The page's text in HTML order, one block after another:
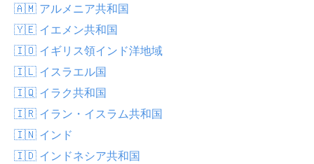
🇦🇲 アルメニア共和国
🇾🇪 イエメン共和国
🇮🇴 イギリス領インド洋地域
🇮🇱 イスラエル国
🇮🇶 イラク共和国
🇮🇷 イラン・イスラム共和国
🇮🇳 インド
🇮🇩 インドネシア共和国